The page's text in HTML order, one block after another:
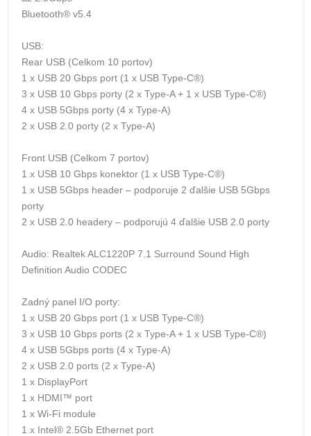
Bluetooth® v5.4
USB:
Rear USB (Celkom 10 portov)
1 x USB 20 Gbps port (1 x USB Type-C®)
3 x USB 10 Gbps porty (2 x Type-A + 1 x USB Type-C®)
4 x USB 5Gbps porty (4 x Type-A)
2 x USB 2.0 porty (2 x Type-A)
Front USB (Celkom 7 portov)
1 x USB 10 Gbps konektor (1 x USB Type-C®)
1 x USB 5Gbps header – podporuje 2 ďalšie USB 5Gbps
porty
2 x USB 2.0 headery – podporujú 4 ďalšie USB 2.0 porty
Audio: Realtek ALC1220P 7.1 Surround Sound High
Definition Audio CODEC
Zadný panel I/O porty:
1 x USB 20 Gbps port (1 x USB Type-C®)
3 x USB 10 Gbps ports (2 x Type-A + 1 x USB Type-C®)
4 x USB 5Gbps ports (4 x Type-A)
2 x USB 2.0 ports (2 x Type-A)
1 x DisplayPort
1 x HDMI™ port
1 x Wi-Fi module
1 x Intel® 2.5Gb Ethernet port